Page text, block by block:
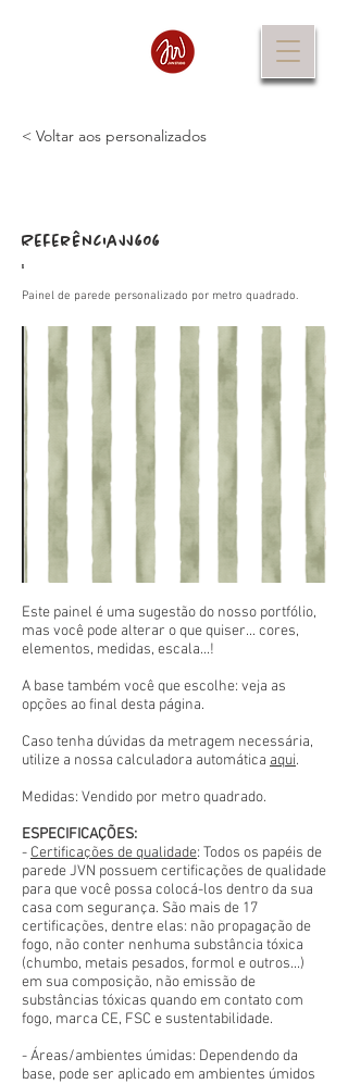
< Voltar aos personalizados
Referência
:
JJ606
Painel de parede personalizado por metro quadrado.
Este painel é uma sugestão do nosso portfólio,
mas você pode alterar o que quiser... cores,
elementos, medidas, escala...!
A base também você que escolhe: veja as
opções ao final desta página.
Caso tenha dúvidas da metragem necessária,
utilize a nossa calculadora automática aqui.
Medidas: Vendido por metro quadrado.
ESPECIFICAÇÕES:
- Certificações de qualidade: Todos os papéis de
parede JVN possuem certificações de qualidade
para que você possa colocá-los dentro da sua
casa com segurança. São mais de 17
certificações, dentre elas: não propagação de
fogo, não conter nenhuma substância tóxica
(chumbo, metais pesados, formol e outros...)
em sua composição, não emissão de
substâncias tóxicas quando em contato com
fogo, marca CE, FSC e sustentabilidade.
- Áreas/ambientes úmidas: Dependendo da
base, pode ser aplicado em ambientes úmidos